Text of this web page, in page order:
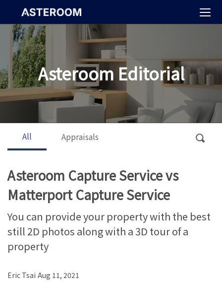
Asteroom Editorial
All Appraisals
Asteroom Capture Service vs
Matterport Capture Service
You can provide your property with the best
still 2D photos along with a 3D tour of a
property
Eric Tsai Aug 11, 2021